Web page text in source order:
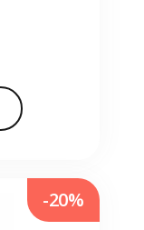
-20%